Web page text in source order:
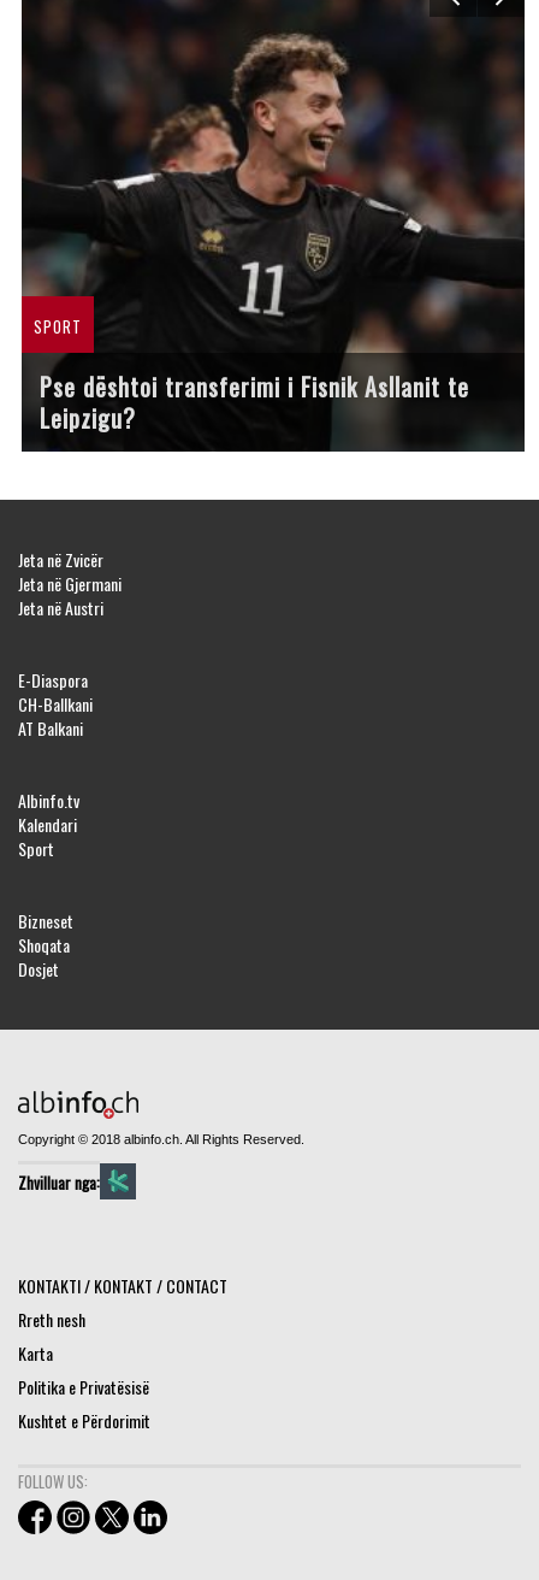
SPORT
Pse dështoi transferimi i Fisnik Asllanit te
Leipzigu?
Jeta në Zvicër
Jeta në Gjermani
Jeta në Austri
E-Diaspora
CH-Ballkani
AT Balkani
Albinfo.tv
Kalendari
Sport
Bizneset
Shoqata
Dosjet
Copyright © 2018 albinfo.ch. All Rights Reserved.
Zhvilluar nga:
KONTAKTI / KONTAKT / CONTACT
Rreth nesh
Karta
Politika e Privatësisë
Kushtet e Përdorimit
FOLLOW US: